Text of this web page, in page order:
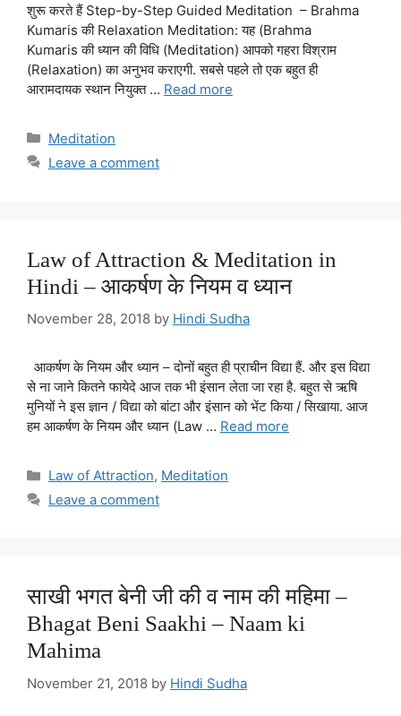
शुरू करते हैं Step-by-Step Guided Meditation – Brahma
Kumaris की Relaxation Meditation: यह (Brahma
Kumaris की ध्यान की विधि (Meditation) आपको गहरा विश्राम
(Relaxation) का अनुभव कराएगी. सबसे पहले तो एक बहुत ही
आरामदायक स्थान नियुक्त … Read more
Categories
Meditation
Leave a comment
Law of Attraction & Meditation in
Hindi – आकर्षण के नियम व ध्यान
November 28, 2018 by Hindi Sudha
आकर्षण के नियम और ध्यान – दोनों बहुत ही प्राचीन विद्या हैं. और इस विद्या
से ना जाने कितने फायेदे आज तक भी इंसान लेता जा रहा है. बहुत से ऋषि
मुनियों ने इस ज्ञान / विद्या को बांटा और इंसान को भेंट किया / सिखाया. आज
हम आकर्षण के नियम और ध्यान (Law … Read more
Categories
Law of Attraction, Meditation
Leave a comment
साखी भगत बेनी जी की व नाम की महिमा –
Bhagat Beni Saakhi – Naam ki
Mahima
November 21, 2018 by Hindi Sudha